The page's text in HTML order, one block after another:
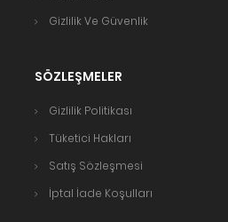
Gizlilik Ve Güvenlik
SÖZLEŞMELER
Gizlilik Politikası
Tüketici Hakları
Satış Sözleşmesi
İptal İade Koşulları